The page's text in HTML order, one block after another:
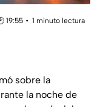
19:55
1 minuto lectura
sobre la
la noche de